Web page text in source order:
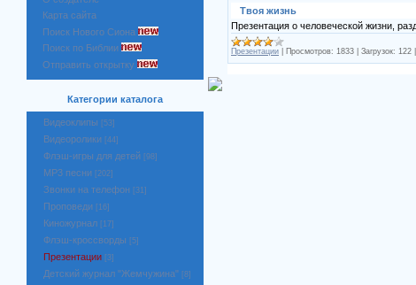
Карта сайта
Поиск Нового Сиона
Поиск по Библии
Отправить открытку
Категории каталога
Видеоклипы [53]
Видеоролики [44]
Флэш-игры для детей [98]
MP3 песни [202]
Звонки на телефон [31]
Проповеди [16]
Киножурнал [17]
Флэш-кроссворды [5]
Презентации [3]
Детский журнал "Жемчужина" [8]
Твоя жизнь
Презентация о человеческой жизни,
Презентации Просмотров: 1833 Загрузок: 122